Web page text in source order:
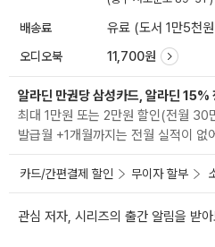
배송료 유료 (도서 1만5천
오디오북 11,700원
알라딘 만권당 삼성카드, 알라딘 15%
최대 1만원 또는 2만원 할인(전월
발급월 +1개월까지는 전월 실적이 없
카드/간편결제 할인 무이자 할부
관심 저자, 시리즈의 출간 알림을 받